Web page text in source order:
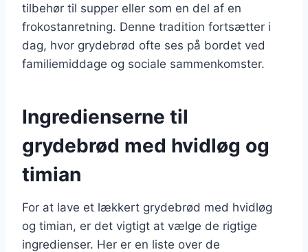
tilbehør til supper eller som en del af en
frokostanretning. Denne tradition fortsætter i
dag, hvor grydebrød ofte ses på bordet ved
familiemiddage og sociale sammenkomster.
Ingredienserne til
grydebrød med hvidløg og
timian
For at lave et lækkert grydebrød med hvidløg
og timian, er det vigtigt at vælge de rigtige
ingredienser. Her er en liste over de